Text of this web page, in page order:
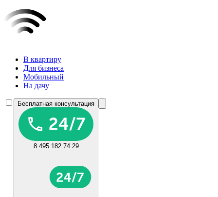
В квартиру
Для бизнеса
Мобильный
На дачу
Бесплатная консультация
8 495 182 74 29